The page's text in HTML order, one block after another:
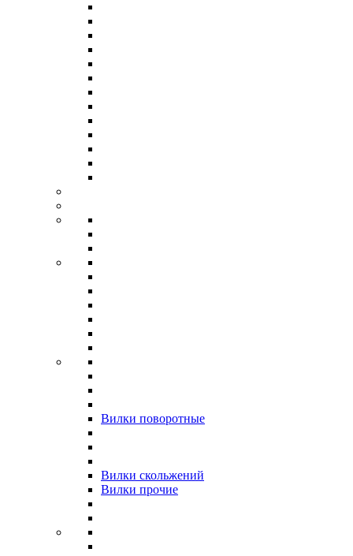
Вилки поворотные
Вилки скольжений
Вилки прочие